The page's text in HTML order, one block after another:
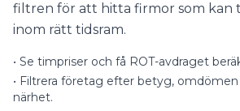
filtren för att hitta firmor som kan
inom rätt tidsram.
• Se timpriser och få ROT-avdraget
• Filtrera företag efter betyg,
närhet.